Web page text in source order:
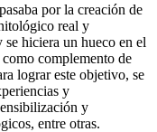
por la creación de
real y
hiciera un hueco en el
complemento de
lograr este objetivo, se
y
y
entre otras.